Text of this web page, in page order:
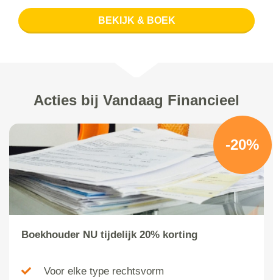
BEKIJK & BOEK
Acties bij Vandaag Financieel
-20%
Boekhouder NU tijdelijk 20% korting
Voor elke type rechtsvorm